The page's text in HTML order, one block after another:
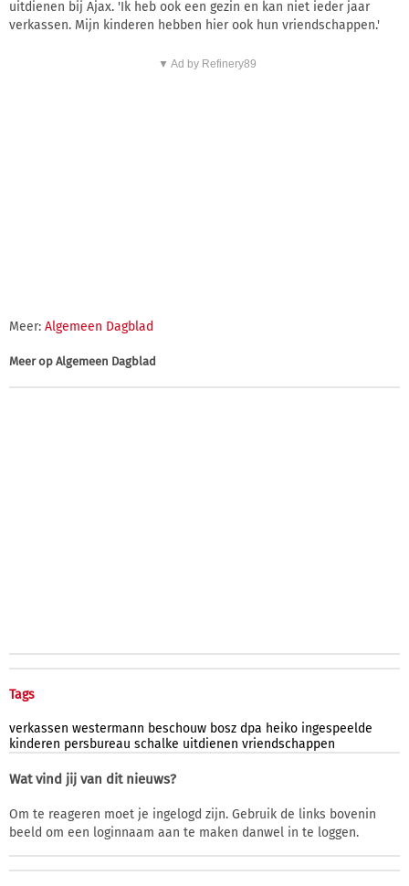
uitdienen bij Ajax. 'Ik heb ook een gezin en kan niet ieder jaar
verkassen. Mijn kinderen hebben hier ook hun vriendschappen.'
▼ Ad by Refinery89
Meer: Algemeen Dagblad
Meer op Algemeen Dagblad
Tags
verkassen westermann beschouw bosz dpa heiko ingespeelde
kinderen persbureau schalke uitdienen vriendschappen
Wat vind jij van dit nieuws?
Om te reageren moet je ingelogd zijn. Gebruik de links bovenin
beeld om een loginnaam aan te maken danwel in te loggen.